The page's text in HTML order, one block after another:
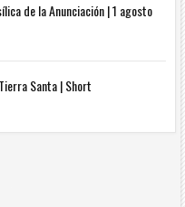
de la Anunciación | 1 agosto
Santa | Short